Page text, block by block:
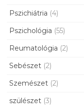
Pszichiátria (4)
Pszichológia (55)
Reumatológia (2)
Sebészet (2)
Szemészet (2)
szülészet (3)